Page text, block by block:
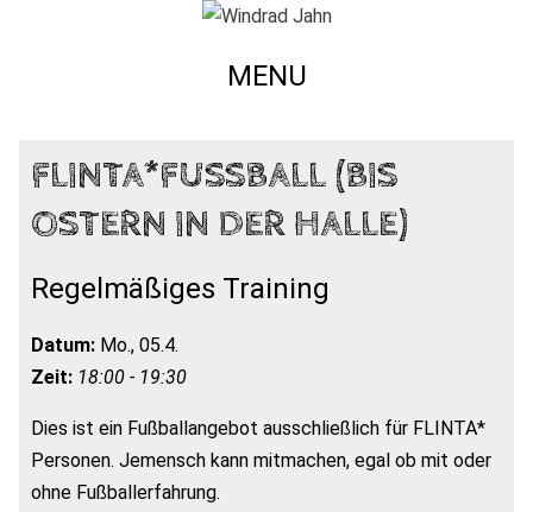
MENU
FLINTA*FUSSBALL (BIS O
STERN IN DER HALLE)
Regelmäßiges Training
Datum: Mo., 05.4.
Zeit: 18:00 - 19:30
Dies ist ein Fußballangebot ausschließlich für FLINTA*
Personen. Jemensch kann mitmachen, egal ob mit oder
ohne Fußballerfahrung.